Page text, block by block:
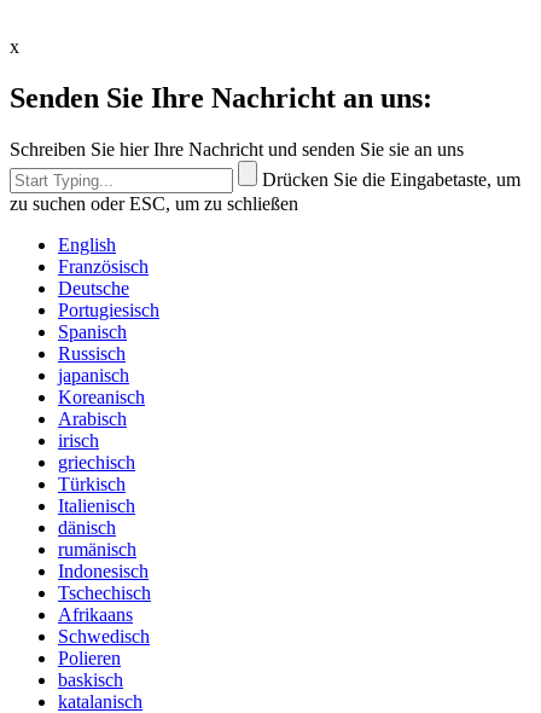
x
Senden Sie Ihre Nachricht an uns:
Schreiben Sie hier Ihre Nachricht und senden Sie sie an uns
Drücken Sie die Eingabetaste, um
zu suchen oder ESC, um zu schließen
English
Französisch
Deutsche
Portugiesisch
Spanisch
Russisch
japanisch
Koreanisch
Arabisch
irisch
griechisch
Türkisch
Italienisch
dänisch
rumänisch
Indonesisch
Tschechisch
Afrikaans
Schwedisch
Polieren
baskisch
katalanisch